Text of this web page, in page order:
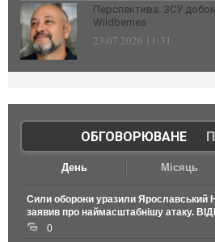
Перспектива: ЗСУ
Wildberries
23.07.2026 11:31
ОБГОВОРЮВАНЕ|
День Місяць
Сили оборони уразили Ярославський
заявив про наймасштабнішу атаку.
0